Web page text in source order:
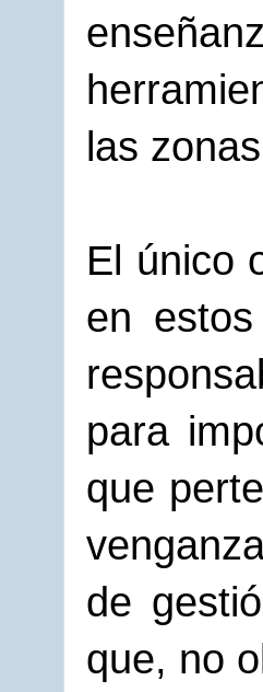
las
El único
en
para
que
de
que, no